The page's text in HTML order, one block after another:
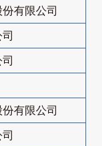
有限公司
有限公司